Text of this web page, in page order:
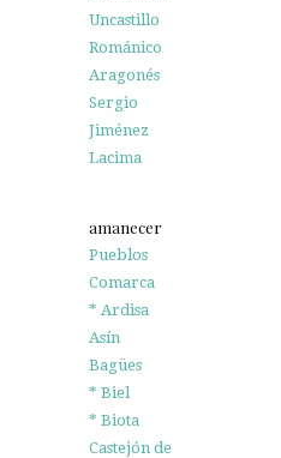
Uncastillo
Románico
Aragonés
Sergio
Jiménez
Lacima
amanecer
Pueblos
Comarca
* Ardisa
Asín
Bagües
* Biel
* Biota
Castejón de